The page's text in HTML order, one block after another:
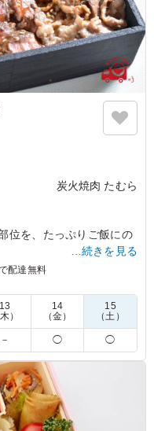
炭火焼肉 たむら
位を、たっぷりご飯にの
のバリエーションで
フに加え、甘辛いタレ
など、異なる食感と味
れも柔らかく、冷めて
が際立っていました。
会
…続きを見る
配達無料
13
木）
14
（金）
15
（土）
－ ◯ ◯